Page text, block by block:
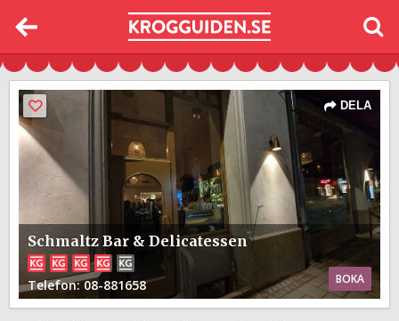
Schmaltz Bar & Delicatessen
Telefon: 08-881658 BOKA
DELA